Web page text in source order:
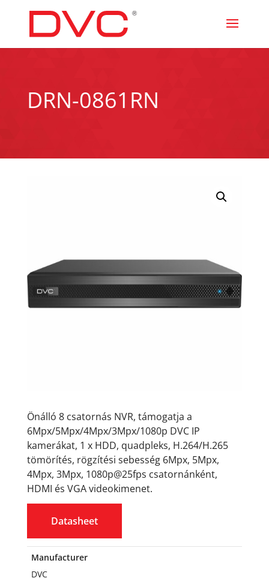
DRN-0861RN
Önálló 8 csatornás NVR, támogatja a
6Mpx/5Mpx/4Mpx/3Mpx/1080p DVC IP
kamerákat, 1 x HDD, quadpleks, H.264/H.265
tömörítés, rögzítési sebesség 6Mpx, 5Mpx,
4Mpx, 3Mpx, 1080p@25fps csatornánként,
HDMI és VGA videokimenet.
Datasheet
Manufacturer
DVC